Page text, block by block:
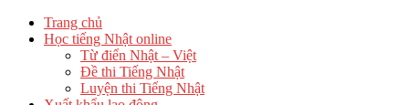
Trang chủ
Học tiếng Nhật online
Từ điển Nhật – Việt
Đề thi Tiếng Nhật
Luyện thi Tiếng Nhật